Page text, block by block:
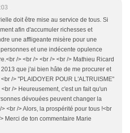
doit être mise au service de tous. Si
afin d'accumuler richesses et
une affligeante misère pour une
et une indécente opulence
/> <br /> <br /> <br /> Mathieu Ricard
que j'ai bien hâte de me procurer et
/> "PLAIDOYER POUR L'ALTRUISME"
<br /> Heureusement, c'est un fait qu'un
dévouées peuvent changer la
<br /> Alors, la prospérité pour tous !<br
Merci de ton commentaire Marie